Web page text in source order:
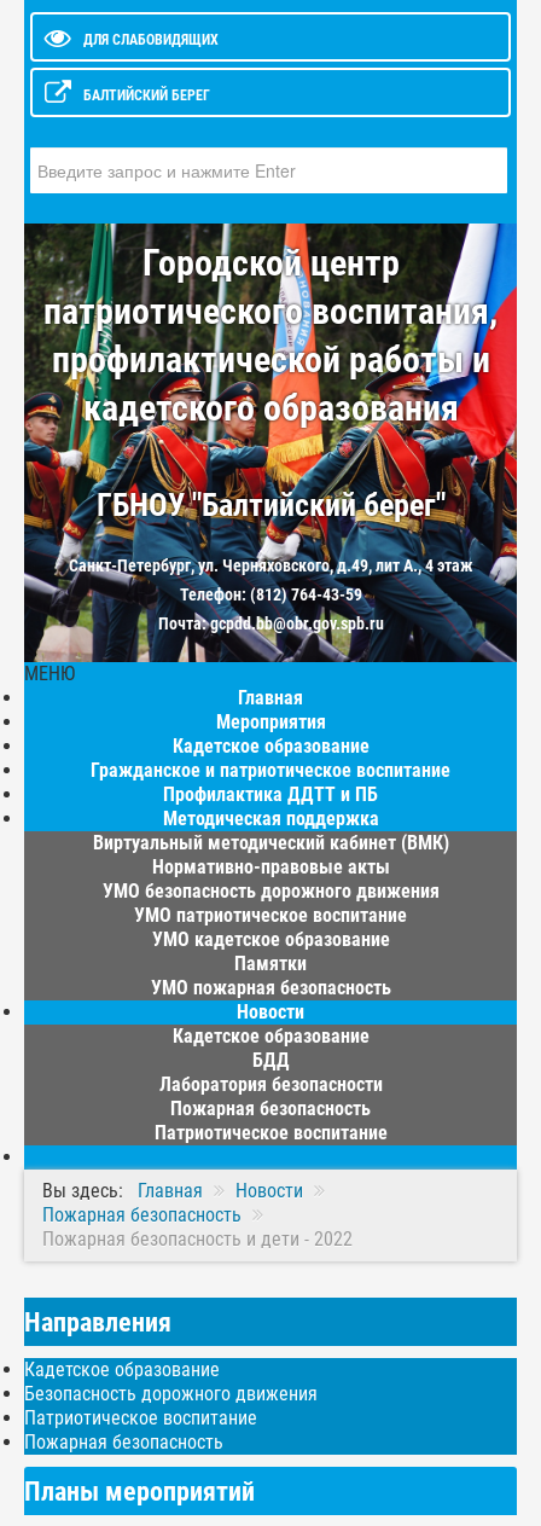
ДЛЯ СЛАБОВИДЯЩИХ
БАЛТИЙСКИЙ БЕРЕГ
Городской центр
патриотического воспитания,
профилактической работы и
кадетского образования
ГБНОУ "Балтийский берег"
Санкт-Петербург, ул. Черняховского, д.49, лит А., 4 этаж
Телефон: (812) 764-43-59
Почта: gcpdd.bb@obr.gov.spb.ru
МЕНЮ
Главная
Мероприятия
Кадетское образование
Гражданское и патриотическое воспитание
Профилактика ДДТТ и ПБ
Методическая поддержка
Виртуальный методический кабинет (ВМК)
Нормативно-правовые акты
УМО безопасность дорожного движения
УМО патриотическое воспитание
УМО кадетское образование
Памятки
УМО пожарная безопасность
Новости
Кадетское образование
БДД
Лаборатория безопасности
Пожарная безопасность
Патриотическое воспитание
Вы здесь: Главная
Новости
Пожарная безопасность
Пожарная безопасность и дети - 2022
Направления
Кадетское образование
Безопасность дорожного движения
Патриотическое воспитание
Пожарная безопасность
Планы мероприятий